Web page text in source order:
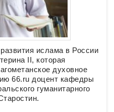
ислама в России
II, которая
духовное
66.ru доцент кафедры
гуманитарного